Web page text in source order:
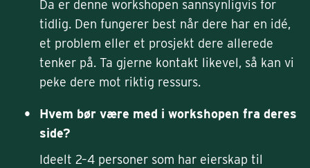
Da er denne workshopen sannsynligvis for
tidlig. Den fungerer best når dere har en idé,
et problem eller et prosjekt dere allerede
tenker på. Ta gjerne kontakt likevel, så kan vi
peke dere mot riktig ressurs.
Hvem bør være med i workshopen fra deres
side?
Ideelt 2–4 personer som har eierskap til